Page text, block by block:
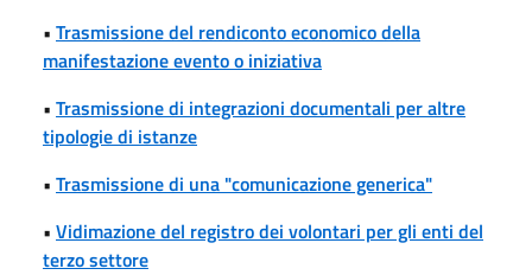
• Trasmissione del rendiconto economico della
manifestazione evento o iniziativa
• Trasmissione di integrazioni documentali per altre
tipologie di istanze
• Trasmissione di una "comunicazione generica"
• Vidimazione del registro dei volontari per gli enti del
terzo settore